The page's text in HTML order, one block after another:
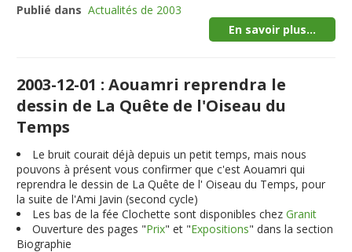
Publié dans Actualités de 2003
En savoir plus...
2003-12-01 : Aouamri reprendra le
dessin de La Quête de l'Oiseau du
Temps
Le bruit courait déjà depuis un petit temps, mais nous
pouvons à présent vous confirmer que c'est Aouamri qui
reprendra le dessin de La Quête de l' Oiseau du Temps, pour
la suite de l'Ami Javin (second cycle)
Les bas de la fée Clochette sont disponibles chezGranit
Ouverture des pages "Prix" et "Expositions" dans la section
Biographie